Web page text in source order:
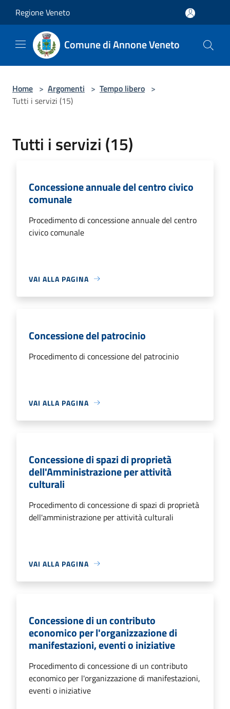
Regione Veneto
Comune di Annone Veneto
Home > Argomenti > Tempo libero >
Tutti i servizi (15)
Tutti i servizi (15)
Concessione annuale del centro civico
comunale
Procedimento di concessione annuale del centro
civico comunale
VAI ALLA PAGINA
Concessione del patrocinio
Procedimento di concessione del patrocinio
VAI ALLA PAGINA
Concessione di spazi di proprietà
dell'Amministrazione per attività
culturali
Procedimento di concessione di spazi di proprietà
dell'amministrazione per attività culturali
VAI ALLA PAGINA
Concessione di un contributo
economico per l'organizzazione di
manifestazioni, eventi o iniziative
Procedimento di concessione di un contributo
economico per l'organizzazione di manifestazioni,
eventi o iniziative